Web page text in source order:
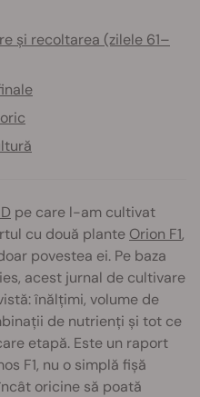
și recoltarea (zilele 61–
pe care l-am cultivat
cu două plante Orion F1,
povestea ei. Pe baza
acest jurnal de cultivare
înălțimi, volume de
de nutrienți și tot ce
etapă. Este un raport
F1, nu o simplă fișă
oricine să poată